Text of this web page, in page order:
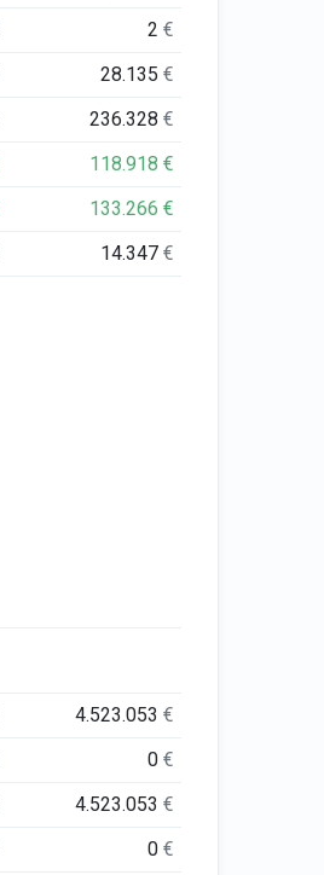
2€
28.135€
236.328€
118.918€
133.266€
14.347€
4.523.053€
0€
4.523.053€
0€